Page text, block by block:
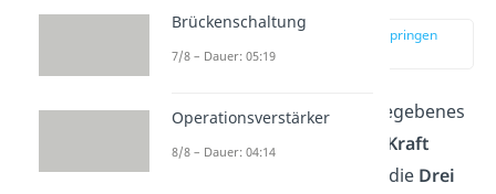
zur Stelle im Video springen
(02:52)
Damit du schnell für ein gegebenes
Problem die Richtung der
Kraft
ermitteln kannst, benutze die Drei
Brückenschaltung
7/8 – Dauer: 05:19
Operationsverstärker
8/8 – Dauer: 04:14